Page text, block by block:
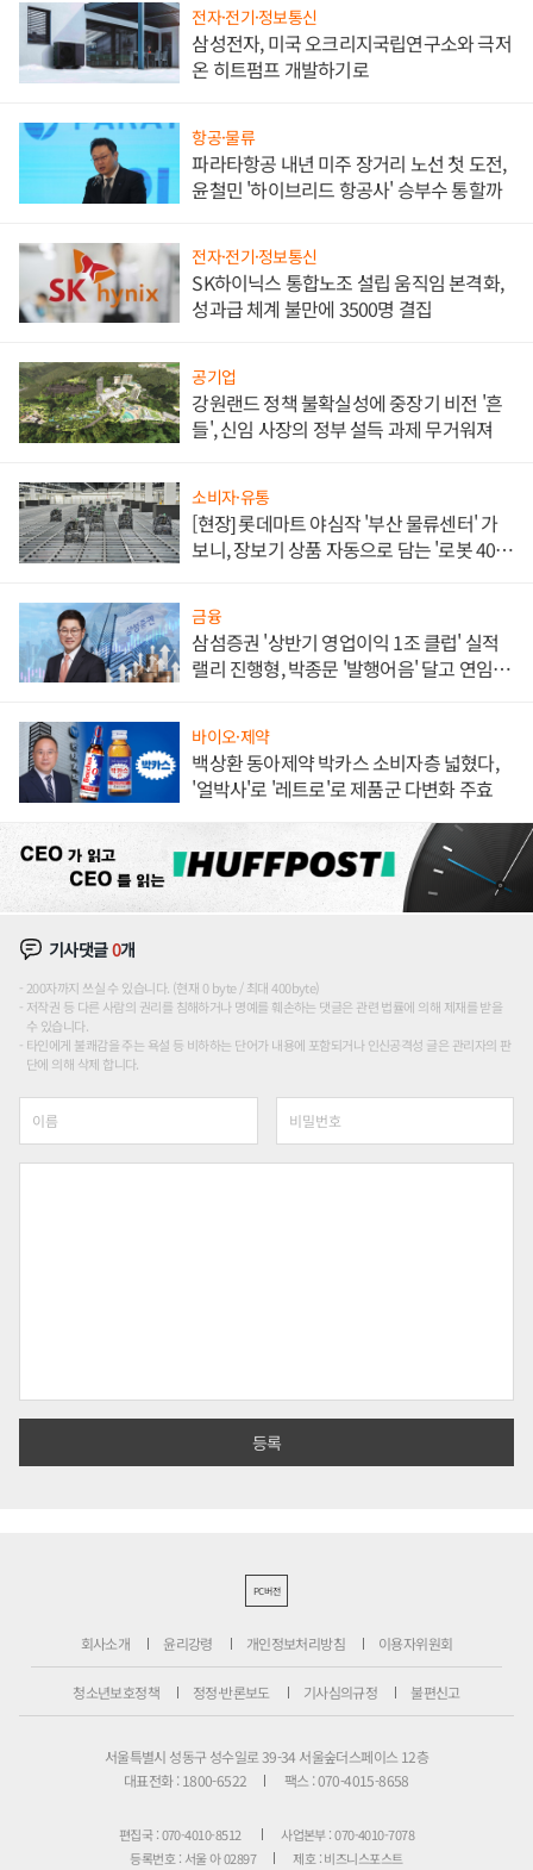
전자·전기·정보통신
삼성전자, 미국 오크리지국립연구소와 극저
온 히트펌프 개발하기로
항공·물류
파라타항공 내년 미주 장거리 노선 첫 도전,
윤철민 '하이브리드 항공사' 승부수 통할까
전자·전기·정보통신
SK하이닉스 통합노조 설립 움직임 본격화,
성과급 체계 불만에 3500명 결집
공기업
강원랜드 정책 불확실성에 중장기 비전 '흔
들', 신임 사장의 정부 설득 과제 무거워져
소비자·유통
[현장] 롯데마트 야심작 '부산 물류센터' 가
보니, 장보기 상품 자동으로 담는 '로봇 400
금융
삼섬증권 '상반기 영업이익 1조 클럽' 실적
랠리 진행형, 박종문 '발행어음' 달고 연임 향
바이오·제약
백상환 동아제약 박카스 소비자층 넓혔다,
'얼박사'로 '레트로'로 제품군 다변화 주효
기사댓글0개
200자까지 쓰실 수 있습니다. (현재 0 byte / 최대 400byte)
저작권 등 다른 사람의 권리를 침해하거나 명예를 훼손하는 댓글은 관련 법률에 의해 제재를 받을
수 있습니다.
타인에게 불쾌감을 주는 욕설 등 비하하는 단어가 내용에 포함되거나 인신공격성 글은 관리자의 판
단에 의해 삭제 합니다.
PC버전
회사소개 윤리강령 개인정보처리방침 이용자위원회
청소년보호정책 정정·반론보도 기사심의규정 불편신고
서울특별시 성동구 성수일로 39-34 서울숲더스페이스 12층
대표전화 : 1800-6522
팩스 : 070-4015-8658
편집국 : 070-4010-8512
사업본부 : 070-4010-7078
등록번호 : 서울 아 02897
제호 : 비즈니스포스트